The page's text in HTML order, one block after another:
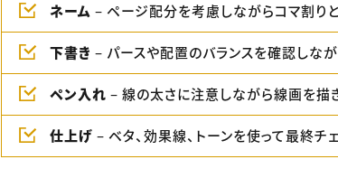
ネーム – ページ配分を考慮しながらコマ割り
下書き – パースや配置のバランスを確認しな
ペン入れ – 線の太さに注意しながら線画を描
仕上げ – ベタ、効果線、トーンを使って最終チ